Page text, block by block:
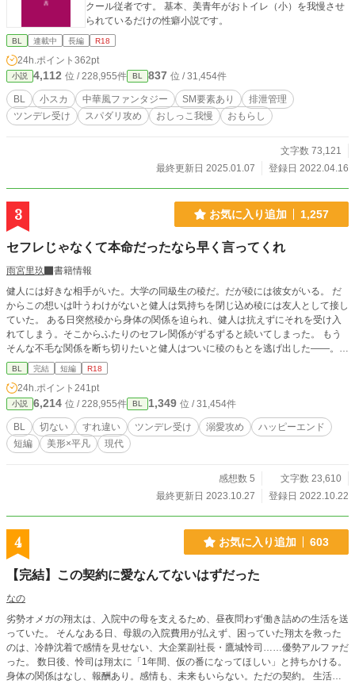
役令息」なら意味なんてない。 どうせ悪役にされるのなら、
いっそ好き勝手に生きてやろう。 悪役上等！これからは我慢
なんてしない。 家の為だとか長男だとか知ったことか！ こん
な家、レオリースにくれてやる！ 俺は俺で独立して裕福な平
民として生きる。 幸い前世の知識も思い出したから、生活能
力はあると思う。平民暮らしもなんの問題もない。 前世の知
識を活かし、自分の道は自分で切り開くのだ。 ※※※※※※
※※ お陰様で、7月にアルファポリス様よりアンダルシュノ
ベルズｂにて書籍化していただくこととなりました♡ ありが
クール従者です。 基本、美青年がおトイレ（小）を我慢させ
られているだけの性癖小説です。
BL 連載中 長編 R18
24h.ポイント 362pt
小説 4,112 位 / 228,955件 BL 837 位 / 31,454件
BL 小スカ 中華風ファンタジー SM要素あり
排泄管理
ツンデレ受け
スパダリ攻め おしっこ我慢 おもらし
文字数 73,121
最終更新日 2025.01.07
登録日 2022.04.16
3 お気に入り追加 1,257
セフレじゃなくて本命だったなら早く言ってくれ
雨宮里玖
書籍情報
健人には好きな相手がいた。大学の同級生の稜だ。だが稜には彼女がいる。 だ
からこの想いは叶うわけがないと健人は気持ちを閉じ込め稜には友人として接し
ていた。 ある日突然稜から身体の関係を迫られ、健人は抗えずにそれを受け入
れてしまう。そこからふたりのセフレ関係がずるずると続いてしまった。 もう
そんな不毛な関係を断ち切りたいと健人はついに稜のもとを逃げ出した——。
攻め:稜（22） 大学生。ミスターコンテスト1位。 受け:健人（22） 大学生。 美
咲（22） 大学生。稜の彼女。ミスコン1位 ハッピーエンド短編です。 R18表現
にはタイトルに※をつけています。
BL 完結 短編 R18
24h.ポイント 241pt
小説 6,214 位 / 228,955件 BL 1,349 位 / 31,454件
BL 切ない すれ違い ツンデレ受け 溺愛攻め
ハッピーエンド
短編
美形×平凡 現代
感想数 5
文字数 23,610
最終更新日 2023.10.27
登録日 2022.10.22
4 お気に入り追加 603
【完結】この契約に愛なんてないはずだった
なの
劣勢オメガの翔太は、入院中の母を支えるため、昼夜問わず働き詰めの生活を送
っていた。 そんなある日、母親の入院費用が払えず、困っていた翔太を救った
のは、冷静沈着で感情を見せない、大企業副社長・鷹城怜司……優勢アルファだ
った。 数日後、怜司は翔太に「1年間、仮の番になってほしい」と持ちかける。
身体の関係はなし、報酬あり。感情も、未来もいらない。ただの契約。 生活の